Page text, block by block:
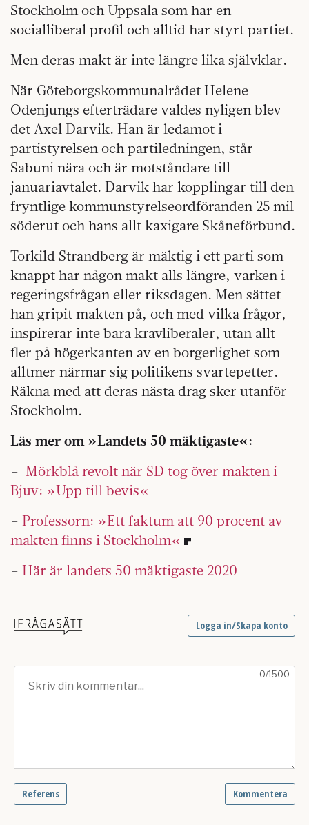
Stockholm och Uppsala som har en
socialliberal profil och alltid har styrt partiet.
Men deras makt är inte längre lika självklar.
När Göteborgskommunalrådet Helene
Odenjungs efterträdare valdes nyligen blev
det Axel Darvik. Han är ledamot i
partistyrelsen och partiledningen, står
Sabuni nära och är motståndare till
januariavtalet. Darvik har kopplingar till den
fryntlige kommunstyrelseordföranden 25 mil
söderut och hans allt kaxigare Skåneförbund.
Torkild Strandberg är mäktig i ett parti som
knappt har någon makt alls längre, varken i
regeringsfrågan eller riksdagen. Men sättet
han gripit makten på, och med vilka frågor,
inspirerar inte bara kravliberaler, utan allt
fler på högerkanten av en borgerlighet som
alltmer närmar sig politikens svartepetter.
Räkna med att deras nästa drag sker utanför
Stockholm.
Läs mer om »Landets 50 mäktigaste«:
– Mörkblå revolt när SD tog över makten i
Bjuv: »Upp till bevis«
– Professorn: »Ett faktum att 90 procent av
makten finns i Stockholm«
– Här är landets 50 mäktigaste 2020